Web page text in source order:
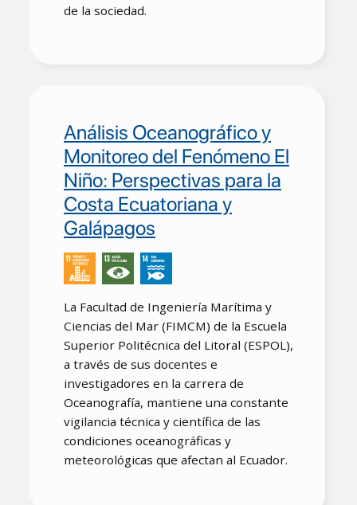
de la sociedad.
Análisis Oceanográfico y
Monitoreo del Fenómeno El
Niño: Perspectivas para la
Costa Ecuatoriana y
Galápagos
La Facultad de Ingeniería Marítima y
Ciencias del Mar (FIMCM) de la Escuela
Superior Politécnica del Litoral (ESPOL),
a través de sus docentes e
investigadores en la carrera de
Oceanografía, mantiene una constante
vigilancia técnica y científica de las
condiciones oceanográficas y
meteorológicas que afectan al Ecuador.